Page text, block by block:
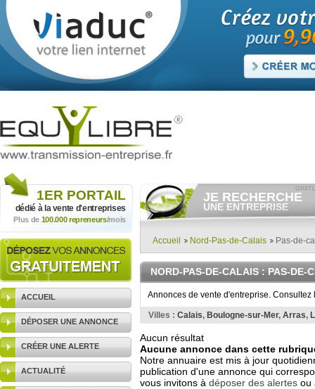
1ER PORTAIL
dédié à la vente d'entreprises
Plus de 100.000 repreneurs/mois
ACCUEIL
DÉPOSER UNE ANNONCE
CRÉER UNE ALERTE
ACTUALITÉ
JE RECHERCHE
UNE ENTREPRISE
Consulter gratuitementles
vendre.
Et/ou déposergratuitement
votre recherche d'entreprise.
RECHERCHER UNE
ANNONCE
Accueil Nord-Pas-de-Calais Pas-de-
NORD-PAS-DE-CALAIS: PAS-DE-
Annonces de vente d'entreprise.
Villes : Calais, Boulogne-sur-Mer, Arras,
Aucun résultat
Aucune annonce dans cette
Notre annuaire est mis à jour
publication d'une annonce qui
vous invitons à déposer des alertes ou